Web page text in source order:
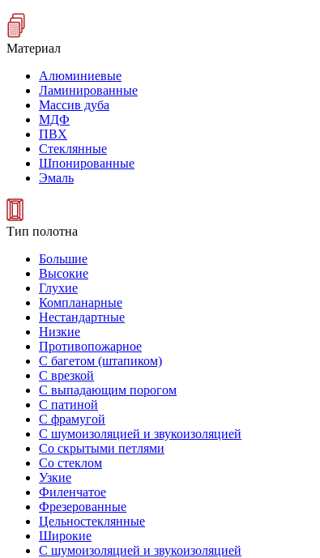
Материал
Алюминиевые
Ламинированные
Массив дуба
МДФ
ПВХ
Стеклянные
Шпонированные
Эмаль
Тип полотна
Большие
Высокие
Глухие
Компланарные
Нестандартные
Низкие
Противопожарное
С багетом (штапиком)
С врезкой
С выпадающим порогом
С патиной
С фрамугой
С шумоизоляцией и звукоизоляцией
Со скрытыми петлями
Со стеклом
Узкие
Филенчатое
Фрезерованные
Цельностеклянные
Широкие
С шумоизоляцией и звукоизоляцией